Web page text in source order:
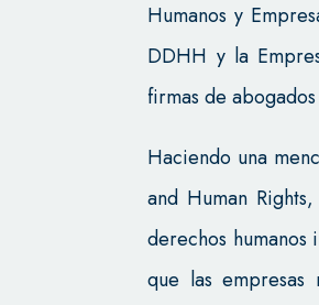
Humanos y
DDHH y la
firmas de
Haciendo una
and Human
derechos
que las